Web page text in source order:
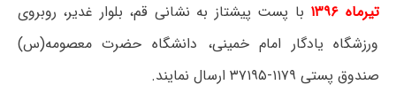
تیرماه ۱۳۹۶
با پست پیشتاز به نشانی قم، بلوار غدیر، روبروی
ورزشگاه یادگار امام خمینی، دانشگاه حضرت معصومه(س)
صندوق پستی ۱۱۷۹-۳۷۱۹۵ ارسال نمایند.